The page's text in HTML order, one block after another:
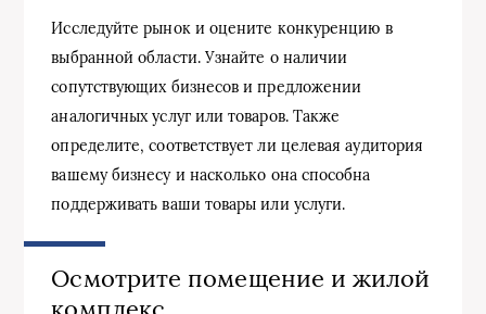
Исследуйте рынок и оцените конкуренцию в
выбранной области. Узнайте о наличии
сопутствующих бизнесов и предложении
аналогичных услуг или товаров. Также
определите, соответствует ли целевая аудитория
вашему бизнесу и насколько она способна
поддерживать ваши товары или услуги.
Осмотрите помещение и жилой